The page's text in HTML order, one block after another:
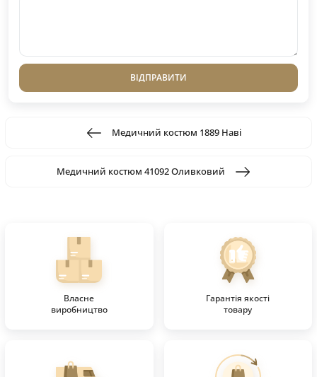
ВІДПРАВИТИ
Медичний костюм 1889 Наві
Медичний костюм 41092 Оливковий
Власне
виробництво
Гарантія якості
товару